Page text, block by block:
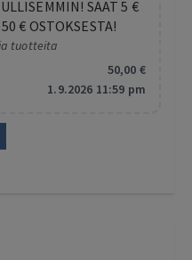
SAAT 5 €
€ OSTOKSESTA!
tuotteita
50,00 €
1.9.2026 11:59 pm